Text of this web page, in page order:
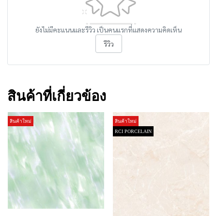
ยังไม่มีคะแนนและรีวิว เป็นคนแรกที่แสดงความคิดเห็น
รีวิว
สินค้าที่เกี่ยวข้อง
สินค้าใหม่
สินค้าใหม่
RCI PORCELAIN